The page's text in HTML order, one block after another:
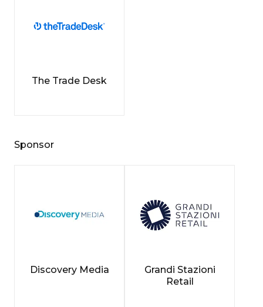
The Trade Desk
Sponsor
Discovery Media
Grandi Stazioni
Retail